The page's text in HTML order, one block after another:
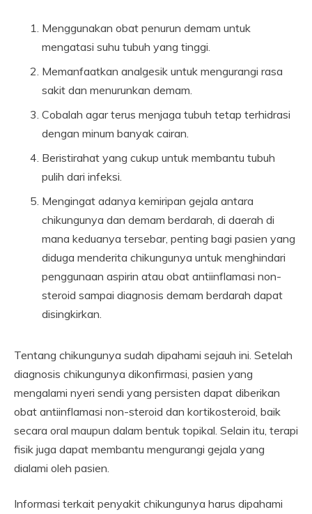
Menggunakan obat penurun demam untuk
mengatasi suhu tubuh yang tinggi.
Memanfaatkan analgesik untuk mengurangi rasa
sakit dan menurunkan demam.
Cobalah agar terus menjaga tubuh tetap terhidrasi
dengan minum banyak cairan.
Beristirahat yang cukup untuk membantu tubuh
pulih dari infeksi.
Mengingat adanya kemiripan gejala antara
chikungunya dan demam berdarah, di daerah di
mana keduanya tersebar, penting bagi pasien yang
diduga menderita chikungunya untuk menghindari
penggunaan aspirin atau obat antiinflamasi non-
steroid sampai diagnosis demam berdarah dapat
disingkirkan.
Tentang chikungunya sudah dipahami sejauh ini. Setelah
diagnosis chikungunya dikonfirmasi, pasien yang
mengalami nyeri sendi yang persisten dapat diberikan
obat antiinflamasi non-steroid dan kortikosteroid, baik
secara oral maupun dalam bentuk topikal. Selain itu, terapi
fisik juga dapat membantu mengurangi gejala yang
dialami oleh pasien.
Informasi terkait penyakit chikungunya harus dipahami